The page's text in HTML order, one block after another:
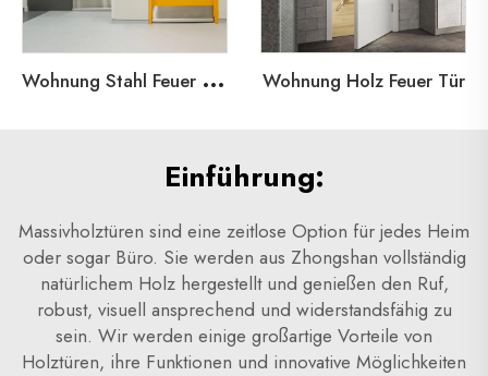
W
ohnung Stahl Feuer Tür Wohnung Holz Feuer Tür
Einführung:
Massivholztüren sind eine zeitlose Option für jedes Heim
oder sogar Büro. Sie werden aus Zhongshan vollständig
natürlichem Holz hergestellt und genießen den Ruf,
robust, visuell ansprechend und widerstandsfähig zu
sein. Wir werden einige großartige Vorteile von
Holztüren, ihre Funktionen und innovative Möglichkeiten